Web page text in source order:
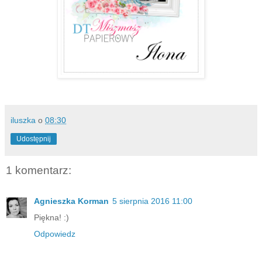
iluszka o 08:30
Udostępnij
1 komentarz:
Agnieszka Korman 5 sierpnia 2016 11:00
Piękna! :)
Odpowiedz